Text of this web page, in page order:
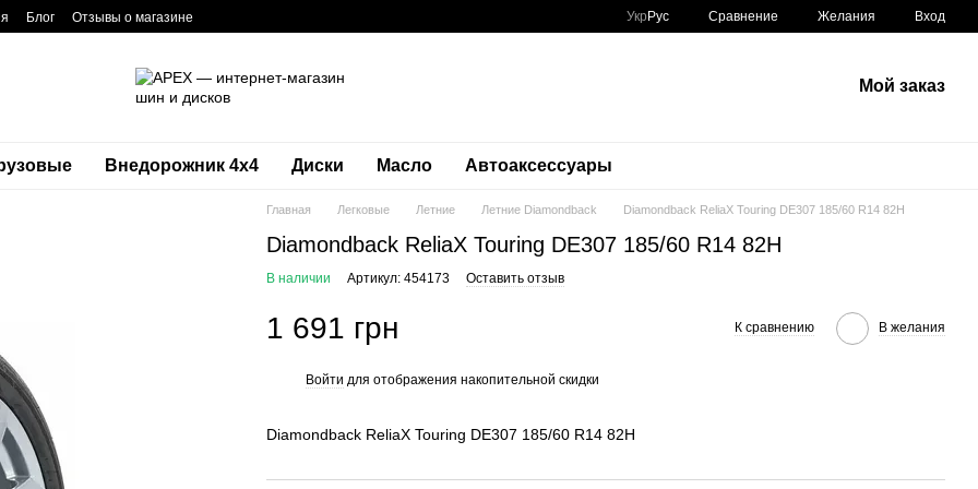
Блог Отзывы о магазине Укр Рус Сравнение Желания Вход
Мой заказ
Внедорожник 4х4 Диски Масло Автоаксессуары
Главная Легковые Летние Летние Diamondback Diamondback ReliaX Touring DE307 185/60 R14 82H
Diamondback ReliaX Touring DE307 185/60 R14 82H
В наличии Артикул: 454173 Оставить отзыв
1 691 грн К сравнению В желания
Войти для отображения накопительной скидки
Diamondback ReliaX Touring DE307 185/60 R14 82H